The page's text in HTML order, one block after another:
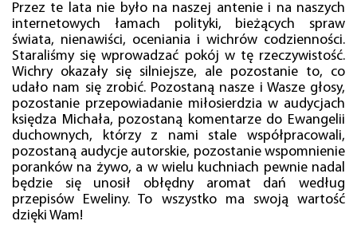
Przez te lata nie było na naszej antenie i na naszych
internetowych łamach polityki, bieżących spraw
świata, nienawiści, oceniania i wichrów codzienności.
Staraliśmy się wprowadzać pokój w tę rzeczywistość.
Wichry okazały się silniejsze, ale pozostanie to, co
udało nam się zrobić. Pozostaną nasze i Wasze głosy,
pozostanie przepowiadanie miłosierdzia w audycjach
księdza Michała, pozostaną komentarze do Ewangelii
duchownych, którzy z nami stale współpracowali,
pozostaną audycje autorskie, pozostanie wspomnienie
poranków na żywo, a w wielu kuchniach pewnie nadal
będzie się unosił obłędny aromat dań według
przepisów Eweliny. To wszystko ma swoją wartość
dzięki Wam!